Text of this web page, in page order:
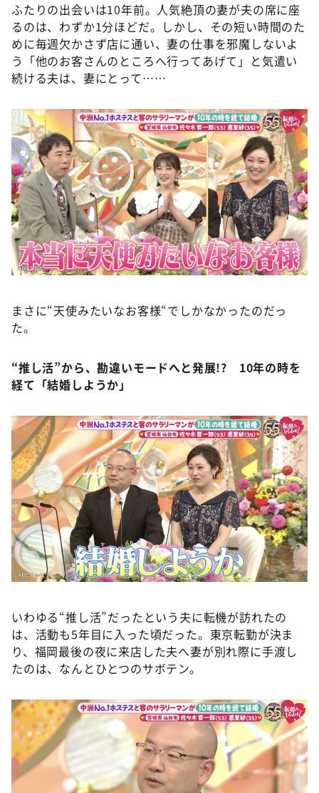
ふたりの出会いは10年前。人気絶頂の妻が夫の席に座
るのは、わずか1分ほどだ。しかし、その短い時間のた
めに毎週欠かさず店に通い、妻の仕事を邪魔しないよ
う「他のお客さんのところへ行ってあげて」と気遣い
続ける夫は、妻にとって……
まさに“天使みたいなお客様“でしかなかったのだっ
た。
“推し活”から、勘違いモードへと発展!?
10年の時を
経て「結婚しようか」
いわゆる“推し活”だったという夫に転機が訪れたの
は、活動も5年目に入った頃だった。東京転勤が決ま
り、福岡最後の夜に来店した夫へ妻が別れ際に手渡し
たのは、なんとひとつのサボテン。